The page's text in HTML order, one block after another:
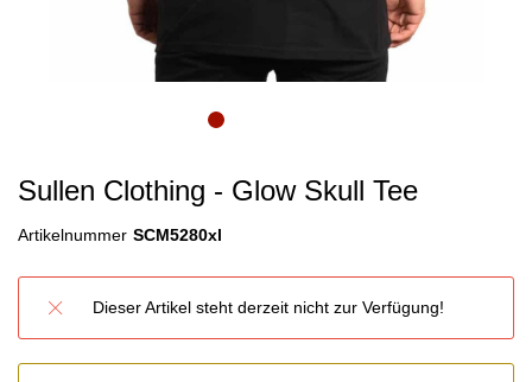
Sullen Clothing - Glow Skull Tee
Artikelnummer SCM5280xl
Dieser Artikel steht derzeit nicht zur Verfügung!